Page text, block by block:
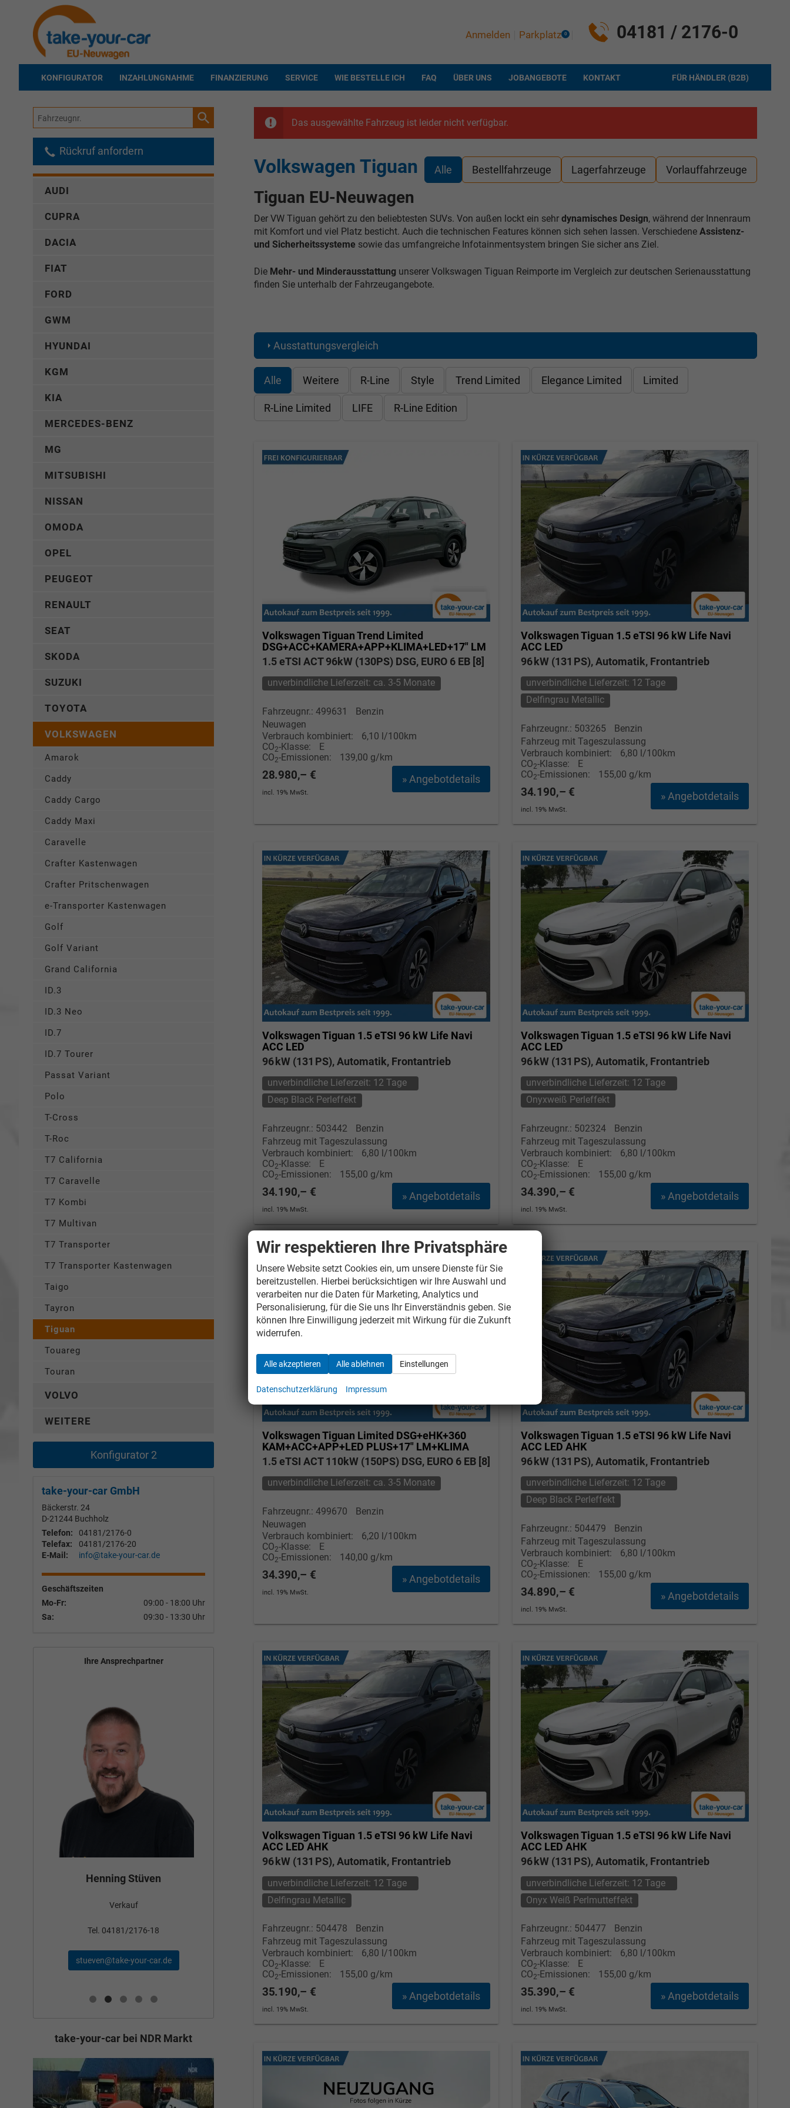
04181 / 2176-0
Anmelden Parkplatz 0
KONFIGURATOR INZAHLUNGNAHME FINANZIERUNG SERVICE WIE BESTELLE ICH FAQ ÜBER UNS JOBANGEBOTE FÜR HÄNDLER (B2B)
KONTAKT
Das ausgewählte Fahrzeug ist leider nicht verfügbar.
Alle Bestellfahrzeuge Lagerfahrzeuge Vorlauffahrzeuge
Volkswagen Tiguan
Tiguan EU-Neuwagen
Der VW Tiguan gehört zu den beliebtesten SUVs. Von außen lockt ein sehr dynamisches Design, während der Innenraum
mit Komfort und viel Platz besticht. Auch die technischen Features können sich sehen lassen. Verschiedene Assistenz-
und Sicherheitssysteme sowie das umfangreiche Infotainmentsystem bringen Sie sicher ans Ziel.
DieMehr- und Minderausstattung unserer Volkswagen Tiguan Reimporte im Vergleich zur deutschen Serienausstattung
finden Sie unterhalb der Fahrzeugangebote.
Ausstattungsvergleich
Alle Weitere R-Line Style Trend Limited Elegance Limited Limited
R-Line Limited LIFE R-Line Edition
Volkswagen TiguanTrend Limited
DSG+ACC+KAMERA+APP+KLIMA+LED+17" LM
1.5 eTSI ACT 96kW (130PS) DSG, EURO 6 EB [8]
unverbindliche Lieferzeit: ca. 3-5 Monate
Fahrzeugnr.: 499631
Benzin
Neuwagen
Verbrauch kombiniert:
6,10 l/100km
CO2-Klasse:
E
CO2-Emissionen: 139,00 g/km
» Angebotdetails
28.980,– €
incl. 19% MwSt.
Volkswagen Tiguan 1.5 eTSI 96 kW Life Navi
ACC LED
96 kW (131 PS), Automatik, Frontantrieb
unverbindliche Lieferzeit: 12 Tage
Delfingrau Metallic
Fahrzeugnr.: 503265
Benzin
Fahrzeug mit Tageszulassung
Verbrauch kombiniert:
6,80 l/100km
CO2-Klasse:
E
CO2-Emissionen: 155,00 g/km
» Angebotdetails
34.190,– €
incl. 19% MwSt.
Volkswagen Tiguan 1.5 eTSI 96 kW Life Navi
ACC LED
96 kW (131 PS), Automatik, Frontantrieb
unverbindliche Lieferzeit: 12 Tage
Deep Black Perleffekt
Fahrzeugnr.: 503442
Benzin
Fahrzeug mit Tageszulassung
Verbrauch kombiniert:
6,80 l/100km
CO2-Klasse:
E
CO2-Emissionen: 155,00 g/km
» Angebotdetails
34.190,– €
incl. 19% MwSt.
Volkswagen Tiguan 1.5 eTSI 96 kW Life Navi
ACC LED
96 kW (131 PS), Automatik, Frontantrieb
unverbindliche Lieferzeit: 12 Tage
Onyxweiß Perleffekt
Fahrzeugnr.: 502324
Benzin
Fahrzeug mit Tageszulassung
Verbrauch kombiniert:
6,80 l/100km
CO2-Klasse:
E
CO2-Emissionen: 155,00 g/km
» Angebotdetails
34.390,– €
incl. 19% MwSt.
Volkswagen Tiguan Limited DSG+eHK+360
KAM+ACC+APP+LED PLUS+17" LM+KLIMA
1.5 eTSI ACT 110kW (150PS) DSG, EURO 6 EB [8]
unverbindliche Lieferzeit: ca. 3-5 Monate
Fahrzeugnr.: 499670
Benzin
Neuwagen
Verbrauch kombiniert:
6,20 l/100km
CO2-Klasse:
E
CO2-Emissionen: 140,00 g/km
» Angebotdetails
34.390,– €
incl. 19% MwSt.
Volkswagen Tiguan 1.5 eTSI 96 kW Life Navi
ACC LED AHK
96 kW (131 PS), Automatik, Frontantrieb
unverbindliche Lieferzeit: 12 Tage
Deep Black Perleffekt
Fahrzeugnr.: 504479
Benzin
Fahrzeug mit Tageszulassung
Verbrauch kombiniert:
6,80 l/100km
CO2-Klasse:
E
CO2-Emissionen: 155,00 g/km
» Angebotdetails
34.890,– €
incl. 19% MwSt.
Volkswagen Tiguan 1.5 eTSI 96 kW Life Navi
ACC LED AHK
96 kW (131 PS), Automatik, Frontantrieb
unverbindliche Lieferzeit: 12 Tage
Delfingrau Metallic
Fahrzeugnr.: 504478
Benzin
Fahrzeug mit Tageszulassung
Verbrauch kombiniert:
6,80 l/100km
CO2-Klasse:
E
CO2-Emissionen: 155,00 g/km
» Angebotdetails
35.190,– €
incl. 19% MwSt.
Volkswagen Tiguan 1.5 eTSI 96 kW Life Navi
ACC LED AHK
96 kW (131 PS), Automatik, Frontantrieb
unverbindliche Lieferzeit: 12 Tage
Onyx Weiß Perlmutteffekt
Fahrzeugnr.: 504477
Benzin
Fahrzeug mit Tageszulassung
Verbrauch kombiniert:
6,80 l/100km
CO2-Klasse:
E
CO2-Emissionen: 155,00 g/km
» Angebotdetails
35.390,– €
incl. 19% MwSt.
Fahrzeugnr.
Rückruf anfordern
AUDI
CUPRA
DACIA
FIAT
FORD
GWM
HYUNDAI
KGM
KIA
MERCEDES-BENZ
MG
MITSUBISHI
NISSAN
OMODA
OPEL
PEUGEOT
RENAULT
SEAT
SKODA
SUZUKI
TOYOTA
VOLKSWAGEN
Amarok
Caddy
Caddy Cargo
Caddy Maxi
Caravelle
Crafter Kastenwagen
Crafter Pritschenwagen
e-Transporter Kastenwagen
Golf
Golf Variant
Grand California
ID.3
ID.3 Neo
ID.7
ID.7 Tourer
Passat Variant
Polo
T-Cross
T-Roc
T7 California
T7 Caravelle
T7 Kombi
T7 Multivan
T7 Transporter
T7 Transporter Kastenwagen
Taigo
Tayron
Tiguan
Touareg
Touran
VOLVO
WEITERE
Konfigurator 2
take-your-car GmbH
Bäckerstr. 24
D-21244 Buchholz
Telefon:
04181/2176-0
Telefax:
04181/2176-20
E-Mail:
info@take-your-car.de
Geschäftszeiten
Mo-Fr:
09:00 - 18:00 Uhr
Sa:
09:30 - 13:30 Uhr
Ihre Ansprechpartner
Henning Stüven
Verkauf
Tel. 04181/2176-18
stueven@take-your-car.de
Bünyamin Schael
Verkauf
Tel. 04181/2176-24
schael@take-your-car.de
Tom Wollschläger
wollschlaeger@take-your-car.de
Elvedin Calakovic
Verkauf
calakovic@take-your-car.de
take-your-car bei NDR Markt
Wir respektieren Ihre Privatsphäre
Unsere Website setzt Cookies ein, um unsere Dienste für Sie
bereitzustellen. Hierbei berücksichtigen wir Ihre Auswahl und
verarbeiten nur die Daten für Marketing, Analytics und
Personalisierung, für die Sie uns Ihr Einverständnis geben. Sie
können Ihre Einwilligung jederzeit mit Wirkung für die Zukunft
widerrufen.
Alle akzeptieren Alle ablehnen Einstellungen
Datenschutzerklärung Impressum